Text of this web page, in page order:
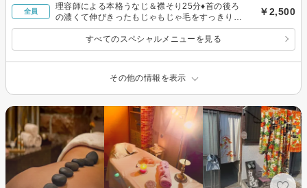
全員
理容師による本格うなじ＆襟そり25分♦︎首の後ろ
の濃くて伸びきったもじゃもじゃ毛をすっきりお
手入れ
￥2,500
すべてのスペシャルメニューを見る
その他の情報を表示